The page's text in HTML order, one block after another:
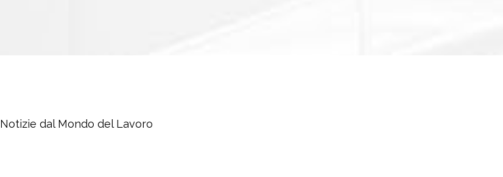
Notizie dal Mondo del Lavoro